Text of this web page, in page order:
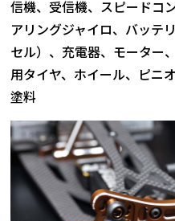
信機、受信機、スピードコ
アリングジャイロ、バッテ
セル）、充電器、モーター
用タイヤ、ホイール、ピニ
塗料